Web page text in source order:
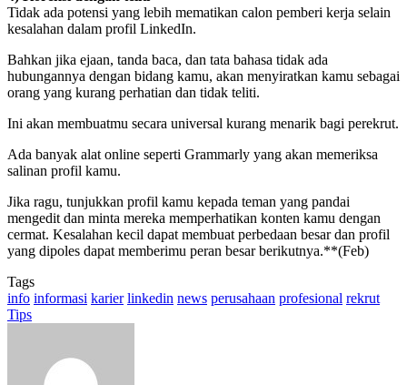
Tidak ada potensi yang lebih mematikan calon pemberi kerja selain
kesalahan dalam profil LinkedIn.
Bahkan jika ejaan, tanda baca, dan tata bahasa tidak ada
hubungannya dengan bidang kamu, akan menyiratkan kamu sebagai
orang yang kurang perhatian dan tidak teliti.
Ini akan membuatmu secara universal kurang menarik bagi perekrut.
Ada banyak alat online seperti Grammarly yang akan memeriksa
salinan profil kamu.
Jika ragu, tunjukkan profil kamu kepada teman yang pandai
mengedit dan minta mereka memperhatikan konten kamu dengan
cermat. Kesalahan kecil dapat membuat perbedaan besar dan profil
yang dipoles dapat memberimu peran besar berikutnya.**(Feb)
Tags
info informasi karier linkedin news perusahaan profesional rekrut
Tips